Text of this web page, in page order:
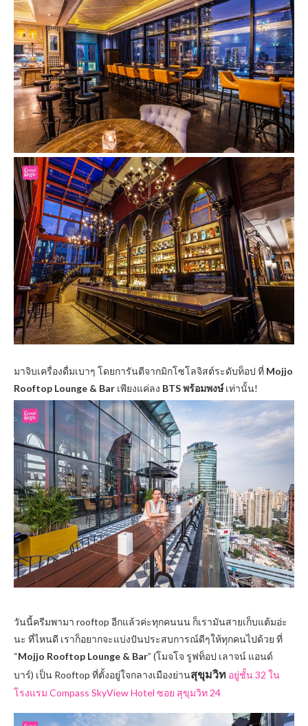
มาจิบเครื่องดื่มเบาๆ โดยการันตีจากมิกโซโลจิสต์ระดับท็อป ที่ Mojjo
Rooftop Lounge & Bar เพียงแค่ลง BTS พร้อมพงษ์เท่านั้น!
วันนี้ครีมพามา rooftop อีกแล้วค่ะทุกคนนน ก็เรามันสายเก็บแต้มอ่ะ
นะ ที่ไหนดี เราก็อยากจะแบ่งปันประสบการณ์ดีๆให้ทุกคนไปด้วย ที่
“Mojjo Rooftop Lounge & Bar” (โมจโจ รูฟท็อป เลาจน์ แอนด์
บาร์) เป็น Rooftop ที่ตั้งอยู่ใจกลางเมืองย่านสุขุมวิท อยู่ชั้น 32 ใน
โรงแรม Compass SkyView Hotel ซอย สุขุมวิท 24